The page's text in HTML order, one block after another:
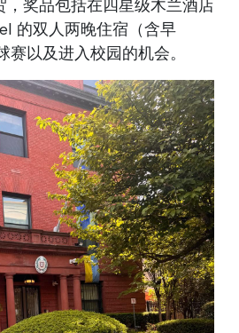
奖品包括在四星级木兰酒店
的双人两晚住宿（含早
以及进入校园的机会。